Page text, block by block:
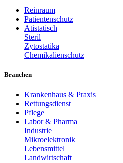
Reinraum
Patientenschutz
Atistatisch
Steril
Zytostatika
Chemikalienschutz
Branchen
Krankenhaus & Praxis
Rettungsdienst
Pflege
Labor & Pharma
Industrie
Mikroelektronik
Lebensmittel
Landwirtschaft